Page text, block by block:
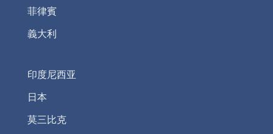
菲律賓
義大利
印度尼西亚
日本
莫三比克